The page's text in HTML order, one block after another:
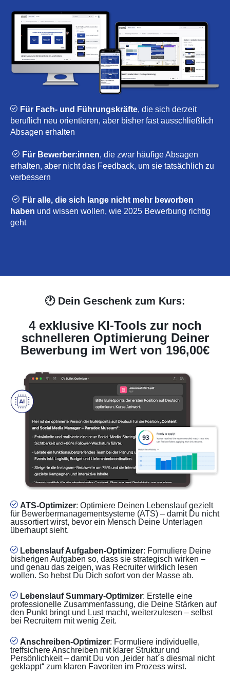
Für Fach- und Führungskräfte, die sich derzeit
beruflich neu orientieren, aber bisher fast ausschließlich
Absagen erhalten
Für Bewerber:innen, die zwar häufige Absagen
erhalten, aber nicht das Feedback, um sie tatsächlich zu
verbessern
Für alle, die sich lange nicht mehr beworben
haben und wissen wollen, wie 2025 Bewerbung richtig
geht
🕐 Dein Geschenk zum Kurs:
4 exklusive KI-Tools zur noch
schnelleren Optimierung Deiner
Bewerbung im Wert von 196,00€
ATS-Optimizer: Optimiere Deinen Lebenslauf gezielt
für Bewerbermanagementsysteme (ATS) – damit Du nicht
aussortiert wirst, bevor ein Mensch Deine Unterlagen
überhaupt sieht.
Lebenslauf Aufgaben-Optimizer: Formuliere Deine
bisherigen Aufgaben so, dass sie strategisch wirken –
und genau das zeigen, was Recruiter wirklich lesen
wollen. So hebst Du Dich sofort von der Masse ab.
Lebenslauf Summary-Optimizer: Erstelle eine
professionelle Zusammenfassung, die Deine Stärken auf
den Punkt bringt und Lust macht, weiterzulesen – selbst
bei Recruitern mit wenig Zeit.
Anschreiben-Optimizer: Formuliere individuelle,
treffsichere Anschreiben mit klarer Struktur und
Persönlichkeit – damit Du von „leider hat´s diesmal nicht
geklappt“ zum klaren Favoriten im Prozess wirst.